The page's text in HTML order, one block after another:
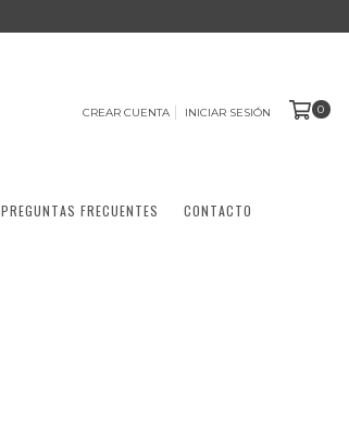
CREAR CUENTA INICIAR SESIÓN 0
PREGUNTAS FRECUENTES CONTACTO